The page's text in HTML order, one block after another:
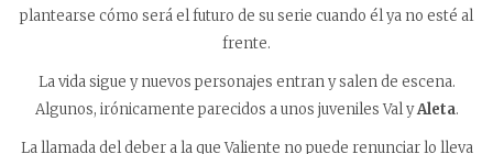
plantearse cómo será el futuro de su serie cuando él ya no esté al
frente.
La vida sigue y nuevos personajes entran y salen de escena.
Algunos, irónicamente parecidos a unos juveniles Val yAleta.
La llamada del deber a la que Valiente no puede renunciar lo lleva